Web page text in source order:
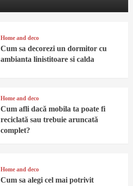
Home and deco
Cum sa decorezi un dormitor cu
ambianta linistitoare si calda
Home and deco
Cum afli dacă mobila ta poate fi
reciclată sau trebuie aruncată
complet?
Home and deco
Cum sa alegi cel mai potrivit